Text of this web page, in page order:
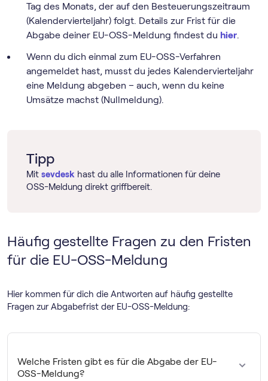
Tag des Monats, der auf den Besteuerungszeitraum
(Kalendervierteljahr) folgt. Details zur Frist für die
Abgabe deiner EU-OSS-Meldung findest du hier.
Wenn du dich einmal zum EU-OSS-Verfahren
angemeldet hast, musst du jedes Kalendervierteljahr
eine Meldung abgeben – auch, wenn du keine
Umsätze machst (Nullmeldung).
Tipp
Mit sevdesk hast du alle Informationen für deine
OSS-Meldung direkt griffbereit.
Häufig gestellte Fragen zu den Fristen
für die EU-OSS-Meldung
Hier kommen für dich die Antworten auf häufig gestellte
Fragen zur Abgabefrist der EU-OSS-Meldung:
Welche Fristen gibt es für die Abgabe der EU-
OSS-Meldung?